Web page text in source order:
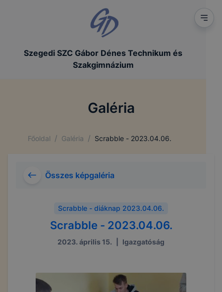
Szegedi SZC Gábor Dénes Technikum és
Szakgimnázium
Galéria
Főoldal / Galéria / Scrabble - 2023.04.06.
Összes képgaléria
Scrabble - diáknap 2023.04.06.
Scrabble - 2023.04.06.
2023. április 15. Igazgatóság